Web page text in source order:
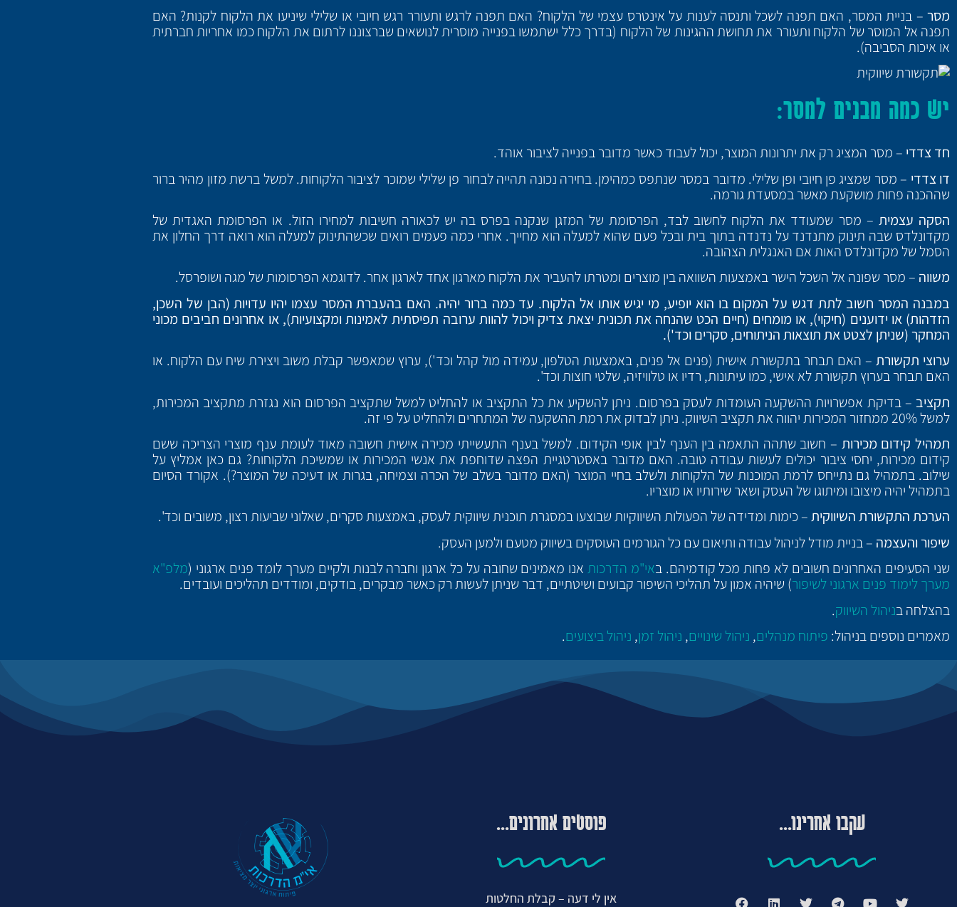
מסר – בניית המסר, האם תפנה לשכל ותנסה לענות על אינטרס עצמי של הלקוח? האם תפנה לרגש ותעורר רגש חיובי או שלילי שיניעו את הלקוח לקנות? האם
תפנה אל המוסר של הלקוח ותעורר את תחושת ההגינות של הלקוח (בדרך כלל ישתמשו בפנייה מוסרית לנושאים שברצוננו לרתום את הלקוח כמו אחריות חברתית
או איכות הסביבה).
יש כמה מבנים למסר:
חד צדדי – מסר המציג רק את יתרונות המוצר, יכול לעבוד כאשר מדובר בפנייה לציבור אוהד.
דו צדדי – מסר שמציג פן חיובי ופן שלילי. מדובר במסר שנתפס כמהימן. בחירה נכונה תהייה לבחור פן שלילי שמוכר לציבור הלקוחות. למשל ברשת מזון מהיר ברור
שההכנה פחות מושקעת מאשר במסעדת גורמה.
הסקה עצמית – מסר שמעודד את הלקוח לחשוב לבד, הפרסומת של המזגן שנקנה בפרס בה יש לכאורה חשיבות למחירו הזול. או הפרסומת האגדית של
מקדונלדס שבה תינוק מתנדנד על נדנדה בתוך בית ובכל פעם שהוא למעלה הוא מחייך. אחרי כמה פעמים רואים שכשהתינוק למעלה הוא רואה דרך החלון את
הסמל של מקדונלדס האות אם האנגלית הצהובה.
משווה – מסר שפונה אל השכל הישר באמצעות השוואה בין מוצרים ומטרתו להעביר את הלקוח מארגון אחד לארגון אחר. לדוגמא הפרסומות של מגה ושופרסל.
במבנה המסר חשוב לתת דגש על המקום בו הוא יופיע, מי יגיש אותו אל הלקוח. עד כמה ברור יהיה. האם בהעברת המסר עצמו יהיו עדויות (הבן של השכן,
הזדהות) או ידוענים (חיקוי), או מומחים (חיים הכט שהנחה את תכונית יצאת צדיק ויכול להוות ערובה תפיסתית לאמינות ומקצועיות), או אחרונים חביבים מכוני
המחקר (שניתן לצטט את תוצאות הניתוחים, סקרים וכד').
ערוצי תקשורת– האם תבחר בתקשורת אישית (פנים אל פנים, באמצעות הטלפון, עמידה מול קהל וכד'), ערוץ שמאפשר קבלת משוב ויצירת שיח עם הלקוח. או
האם תבחר בערוץ תקשורת לא אישי, כמו עיתונות, רדיו או טלוויזיה, שלטי חוצות וכד'.
תקציב – בדיקת אפשרויות ההשקעה העומדות לעסק בפרסום. ניתן להשקיע את כל התקציב או להחליט למשל שתקציב הפרסום הוא נגזרת מתקציב המכירות,
למשל 20% ממחזור המכירות יהווה את תקציב השיווק. ניתן לבדוק את רמת ההשקעה של המתחרים ולהחליט על פי זה.
תמהיל קידום מכירות – חשוב שתהה התאמה בין הענף לבין אופי הקידום. למשל בענף התעשייתי מכירה אישית חשובה מאוד לעומת ענף מוצרי הצריכה ששם
קידום מכירות, יחסי ציבור יכולים לעשות עבודה טובה. האם מדובר באסטרטגיית הפצה שדוחפת את אנשי המכירות או שמשיכת הלקוחות? גם כאן אמליץ על
שילוב. בתמהיל גם נתייחס לרמת המוכנות של הלקוחות ולשלב בחיי המוצר (האם מדובר בשלב של הכרה וצמיחה, בגרות או דעיכה של המוצר?). אקורד הסיום
בתמהיל יהיה מיצובו ומיתוגו של העסק ושאר שירותיו או מוצריו.
הערכת התקשורת השיווקית– כימות ומדידה של הפעולות השיווקיות שבוצעו במסגרת תוכנית שיווקית לעסק, באמצעות סקרים, שאלוני שביעות רצון, משובים וכד'.
שיפור והעצמה – בניית מודל לניהול עבודה ותיאום עם כל הגורמים העוסקים בשיווק מטעם ולמען העסק.
שני הסעיפים האחרונים חשובים לא פחות מכל קודמיהם. באי"מ הדרכות אנו מאמינים שחובה על כל ארגון וחברה לבנות ולקיים מערך לומד פנים ארגוני (מלפ"א
מערך לימוד פנים ארגוני לשיפור) שיהיה אמון על תהליכי השיפור קבועים ושיטתיים, דבר שניתן לעשות רק כאשר מבקרים, בודקים, ומודדים תהליכים ועובדים.
בהצלחה בניהול השיווק.
מאמרים נוספים בניהול: פיתוח מנהלים, ניהול שינויים, ניהול זמן, ניהול ביצועים.
עקבו אחרינו... פוסטים אחרונים...
אין לי דעה – קבלת החלטות